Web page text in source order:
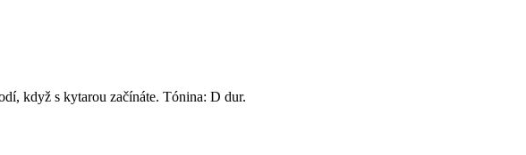
když s kytarou začínáte. Tónina: D dur.